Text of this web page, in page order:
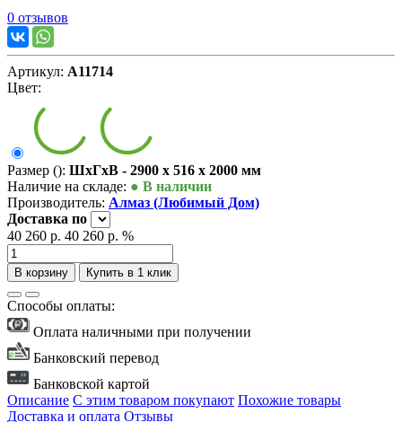
0 отзывов
Артикул: А11714
Цвет:
Размер (): ШxГxВ - 2900 x 516 x 2000 мм
Наличие на складе: ● В наличии
Производитель: Алмаз (Любимый Дом)
Доставка по
40 260 р. 40 260 р. %
В корзину Купить в 1 клик
Способы оплаты:
Оплата наличными при получении
Банковский перевод
Банковской картой
Описание С этим товаром покупают Похожие товары
Доставка и оплата Отзывы